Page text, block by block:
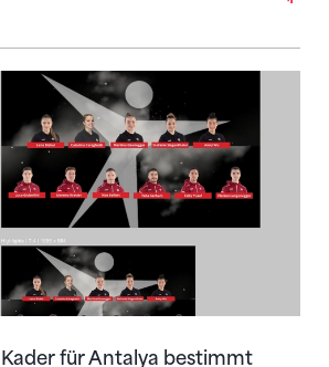
für Antalya bestimmt
für Antalya bestimmt